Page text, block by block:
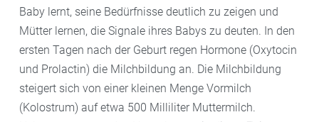
Baby lernt, seine Bedürfnisse deutlich zu zeigen und
Mütter lernen, die Signale ihres Babys zu deuten. In den
ersten Tagen nach der Geburt regen Hormone (Oxytocin
und Prolactin) die Milchbildung an. Die Milchbildung
steigert sich von einer kleinen Menge Vormilch
(Kolostrum) auf etwa 500 Milliliter Muttermilch.